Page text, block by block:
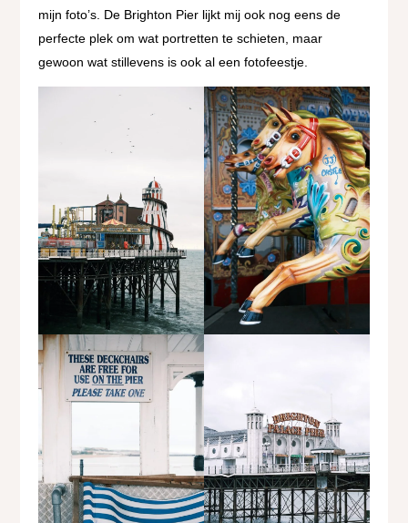
mijn foto’s. De Brighton Pier lijkt mij ook nog eens de
perfecte plek om wat portretten te schieten, maar
gewoon wat stillevens is ook al een fotofeestje.